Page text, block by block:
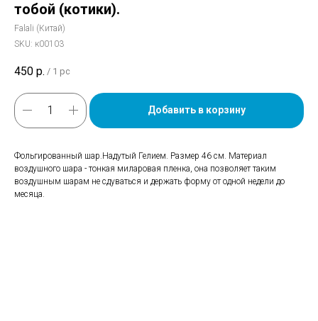
тобой (котики).
Falali (Китай)
SKU: к00103
450 р. / 1 pc
Добавить в корзину
Фольгированный шар.Надутый Гелием. Размер 46 см. Материал
воздушного шара - тонкая миларовая пленка, она позволяет таким
воздушным шарам не сдуваться и держать форму от одной недели до
месяца.